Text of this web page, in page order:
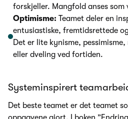
forskjeller. Mangfold anses som
Optimisme: Teamet deler en
entusiastiske, fremtidsrettede
Det er lite kynisme,
eller dveling ved fortiden.
Systeminspirert
Det beste teamet er det teamet